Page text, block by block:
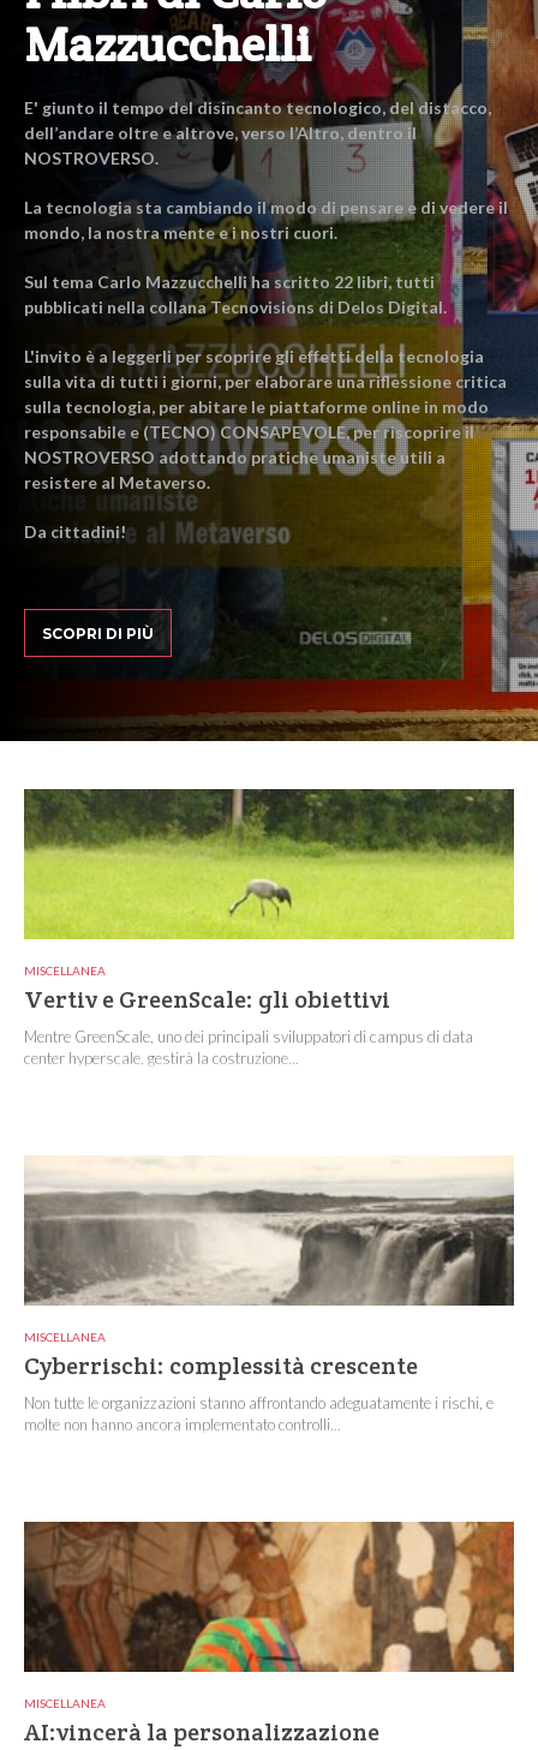
Mazzucchelli
E' giunto il tempo del disincanto tecnologico, del distacco,
dell’andare oltre e altrove, verso l’Altro, dentro il
NOSTROVERSO.
La tecnologia sta cambiando il modo di pensare e di vedere il
mondo, la nostra mente e i nostri cuori.
Sul tema Carlo Mazzucchelli ha scritto 22 libri, tutti
pubblicati nella collana Tecnovisions di Delos Digital.
L'invito è a leggerli per scoprire gli effetti della tecnologia
sulla vita di tutti i giorni, per elaborare una riflessione critica
sulla tecnologia, per abitare le piattaforme online in modo
responsabile e (TECNO) CONSAPEVOLE, per riscoprire il
NOSTROVERSO adottando pratiche umaniste utili a
resistere al Metaverso.
Da cittadini!
SCOPRI DI PIÙ
MISCELLANEA
Vertiv e GreenScale: gli obiettivi
Mentre GreenScale, uno dei principali sviluppatori di campus di data
center hyperscale, gestirà la costruzione...
MISCELLANEA
Cyberrischi: complessità crescente
Non tutte le organizzazioni stanno affrontando adeguatamente i rischi, e
molte non hanno ancora implementato controlli...
MISCELLANEA
AI:vincerà la personalizzazione